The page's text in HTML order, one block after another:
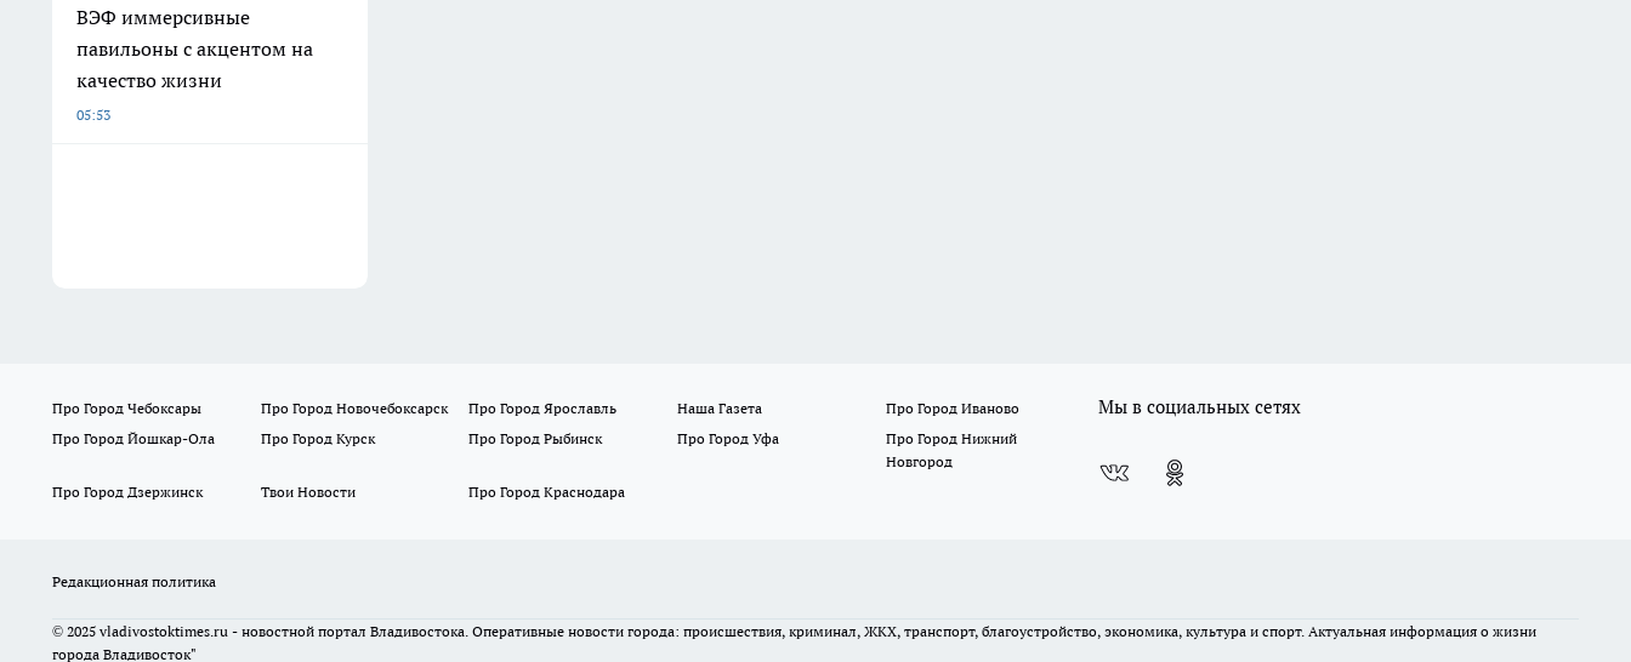
ВЭФ иммерсивные
павильоны с акцентом на
качество жизни
05:53
Про Город Чебоксары Про Город Новочебоксарск Про Город Ярославль Наша Газета
Про Город Иваново
Про Город Йошкар-Ола
Про Город Курск Про Город Рыбинск Про Город Уфа
Про Город Нижний
Новгород
Про Город Дзержинск
Твои Новости Про Город Краснодара
Мы в социальных сетях
Редакционная политика
© 2025 vladivostoktimes.ru - новостной портал Владивостока. Оперативные новости города: происшествия, криминал, ЖКХ, транспорт, благоустройство, экономика, культура и спорт. Актуальная информация о жизни
города Владивосток"